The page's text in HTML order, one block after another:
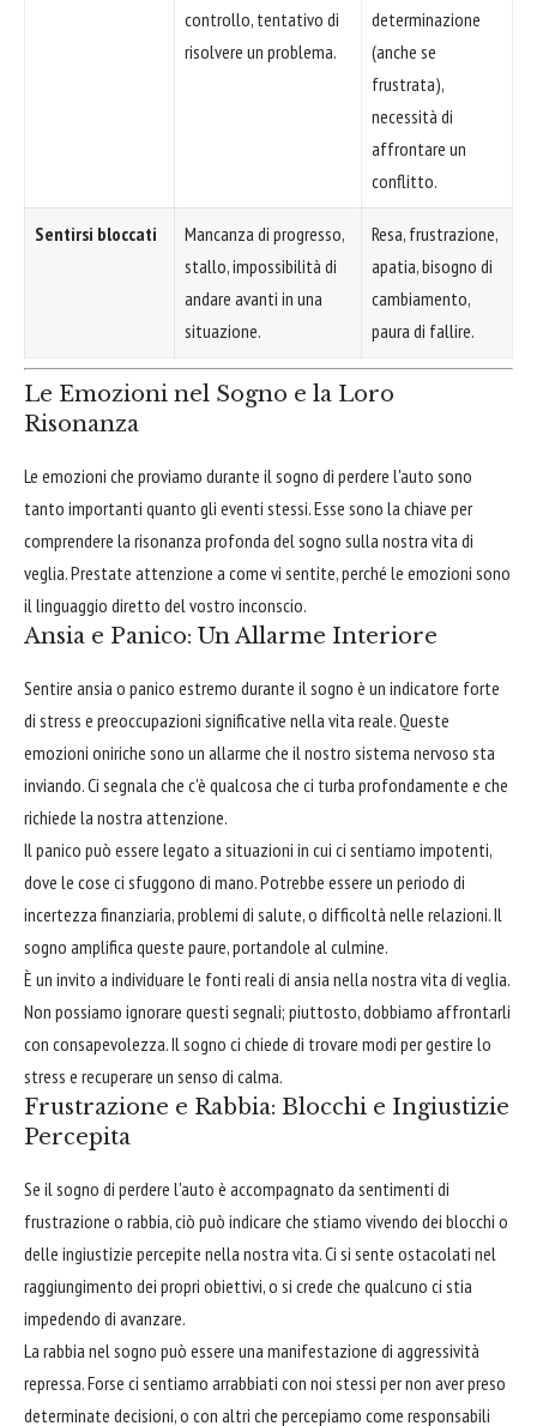
controllo, tentativo di
risolvere un problema.
determinazione
(anche se
frustrata),
necessità di
affrontare un
conflitto.
Sentirsi bloccati
Mancanza di progresso,
stallo, impossibilità di
andare avanti in una
situazione.
Resa, frustrazione,
apatia, bisogno di
cambiamento,
paura di fallire.
Le Emozioni nel Sogno e la Loro
Risonanza
Le emozioni che proviamo durante il sogno di perdere l'auto sono
tanto importanti quanto gli eventi stessi. Esse sono la chiave per
comprendere la risonanza profonda del sogno sulla nostra vita di
veglia. Prestate attenzione a come vi sentite, perché le emozioni sono
il linguaggio diretto del vostro inconscio.
Ansia e Panico: Un Allarme Interiore
Sentire ansia o panico estremo durante il sogno è un indicatore forte
di stress e preoccupazioni significative nella vita reale. Queste
emozioni oniriche sono un allarme che il nostro sistema nervoso sta
inviando. Ci segnala che c'è qualcosa che ci turba profondamente e che
richiede la nostra attenzione.
Il panico può essere legato a situazioni in cui ci sentiamo impotenti,
dove le cose ci sfuggono di mano. Potrebbe essere un periodo di
incertezza finanziaria, problemi di salute, o difficoltà nelle relazioni. Il
sogno amplifica queste paure, portandole al culmine.
È un invito a individuare le fonti reali di ansia nella nostra vita di veglia.
Non possiamo ignorare questi segnali; piuttosto, dobbiamo affrontarli
con consapevolezza. Il sogno ci chiede di trovare modi per gestire lo
stress e recuperare un senso di calma.
Frustrazione e Rabbia: Blocchi e Ingiustizie
Percepita
Se il sogno di perdere l'auto è accompagnato da sentimenti di
frustrazione o rabbia, ciò può indicare che stiamo vivendo dei blocchi o
delle ingiustizie percepite nella nostra vita. Ci si sente ostacolati nel
raggiungimento dei propri obiettivi, o si crede che qualcuno ci stia
impedendo di avanzare.
La rabbia nel sogno può essere una manifestazione di aggressività
repressa. Forse ci sentiamo arrabbiati con noi stessi per non aver preso
determinate decisioni, o con altri che percepiamo come responsabili